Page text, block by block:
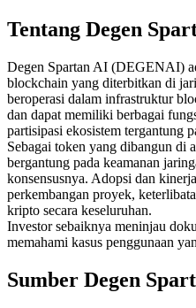
USDC Berjangka
Kontrak berjangka
Tentang Degen
Degen Spartan AI (DEGENAI)
blockchain yang diterbitkan di
beroperasi dalam infrastruktur
dan dapat memiliki berbagai
partisipasi ekosistem tergantung
Sebagai token yang dibangun di
bergantung pada keamanan
konsensusnya. Adopsi dan
perkembangan proyek,
kripto secara keseluruhan.
Investor sebaiknya meninjau
memahami kasus penggunaan
Sumber Degen